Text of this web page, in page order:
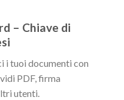
– Chiave di
i tuoi documenti con
PDF, firma
utenti.